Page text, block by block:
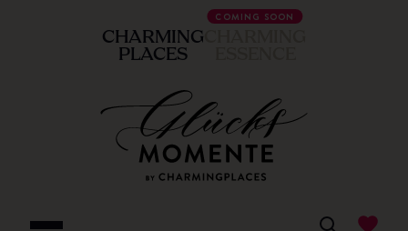
CHARMING
PLACES
COMING SOON